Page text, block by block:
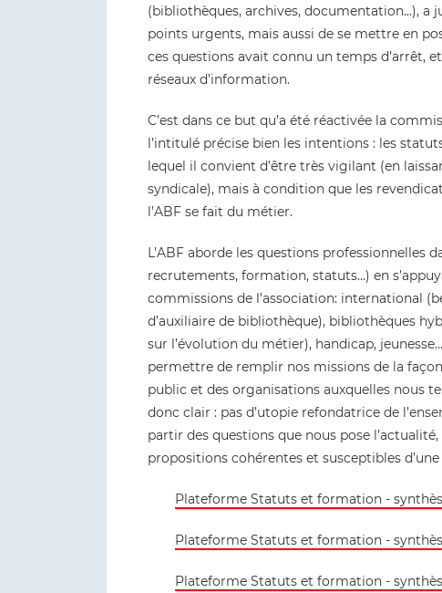
(bibliothèques, archives, documentation…), a
points urgents, mais aussi de se mettre en
ces questions avait connu un temps d’arrêt,
réseaux d’information.
C’est dans ce but qu’a été réactivée la
l’intitulé précise bien les intentions : les
lequel il convient d’être très vigilant (en
syndicale), mais à condition que les
l’ABF se fait du métier.
L’ABF aborde les questions professionnelles
recrutements, formation, statuts…) en
commissions de l’association: international
d’auxiliaire de bibliothèque), bibliothèques
sur l’évolution du métier), handicap,
permettre de remplir nos missions de la
public et des organisations auxquelles nous
donc clair : pas d’utopie refondatrice de
partir des questions que nous pose
propositions cohérentes et susceptibles
Plateforme Statuts et formation -
Plateforme Statuts et formation -
Plateforme Statuts et formation -